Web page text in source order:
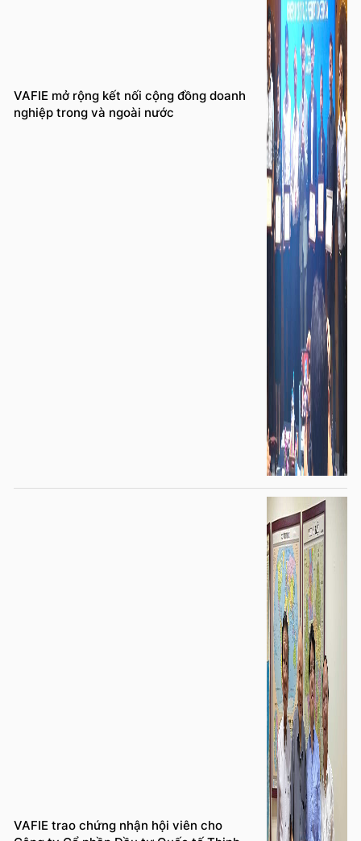
VAFIE mở rộng kết nối cộng đồng doanh
nghiệp trong và ngoài nước
VAFIE trao chứng nhận hội viên cho